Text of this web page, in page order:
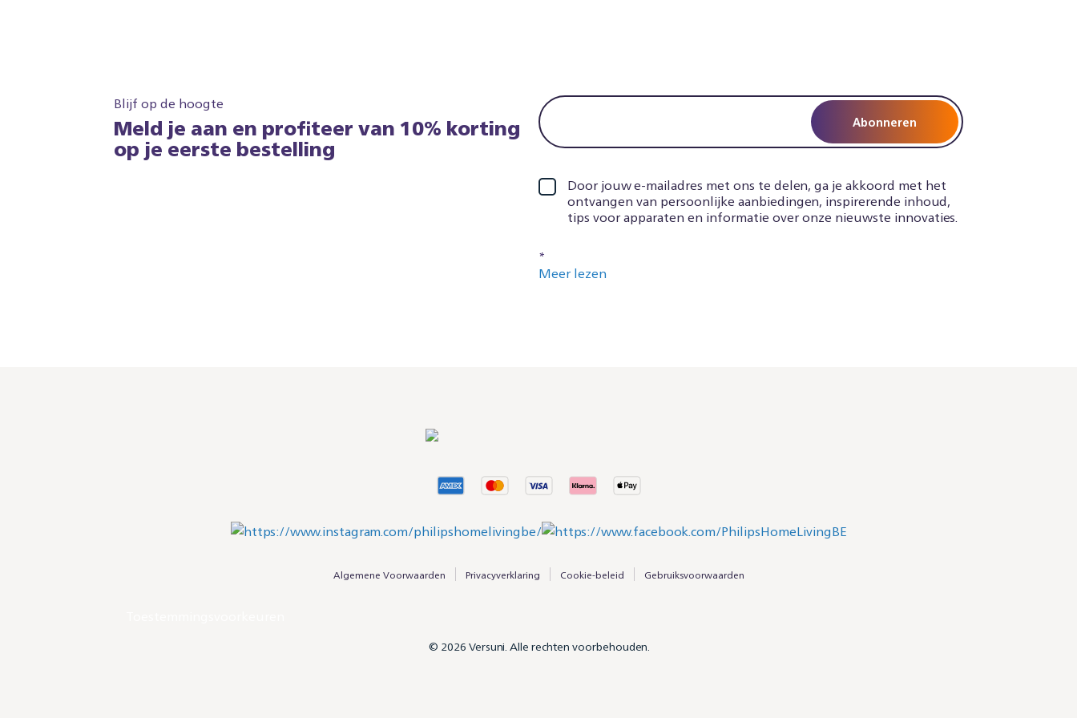
Blijf op de hoogte
Meld je aan en profiteer van 10% korting
op je eerste bestelling
Abonneren
Door jouw e-mailadres met ons te delen, ga je akkoord met het
ontvangen van persoonlijke aanbiedingen, inspirerende inhoud,
tips voor apparaten en informatie over onze nieuwste innovaties.
*
Meer lezen
Algemene Voorwaarden Privacyverklaring Cookie-beleid Gebruiksvoorwaarden
© 2026 Versuni. Alle rechten voorbehouden.